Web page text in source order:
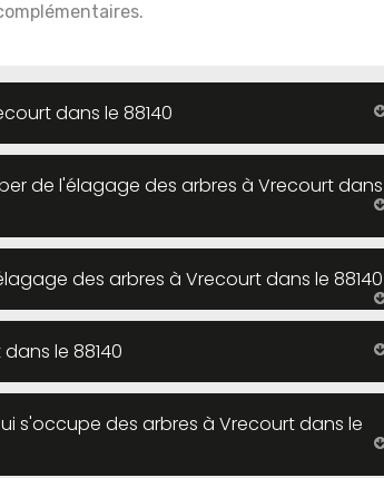
dans le 88140
de l'élagage des arbres à Vrecourt dans
des arbres à Vrecourt dans le 88140
le 88140
s'occupe des arbres à Vrecourt dans le